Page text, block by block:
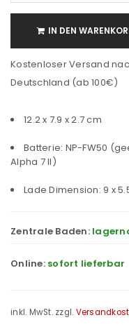
IN DEN
Kostenloser Versand
Deutschland (ab 100€)
‎12.2 x 7.9 x 2.7 cm
Batterie: NP-FW50
Alpha 7 II)
Lade Dimension: 9 x
Zentrale Baden:
Online: sofort lieferbar
inkl. MwSt. zzgl.